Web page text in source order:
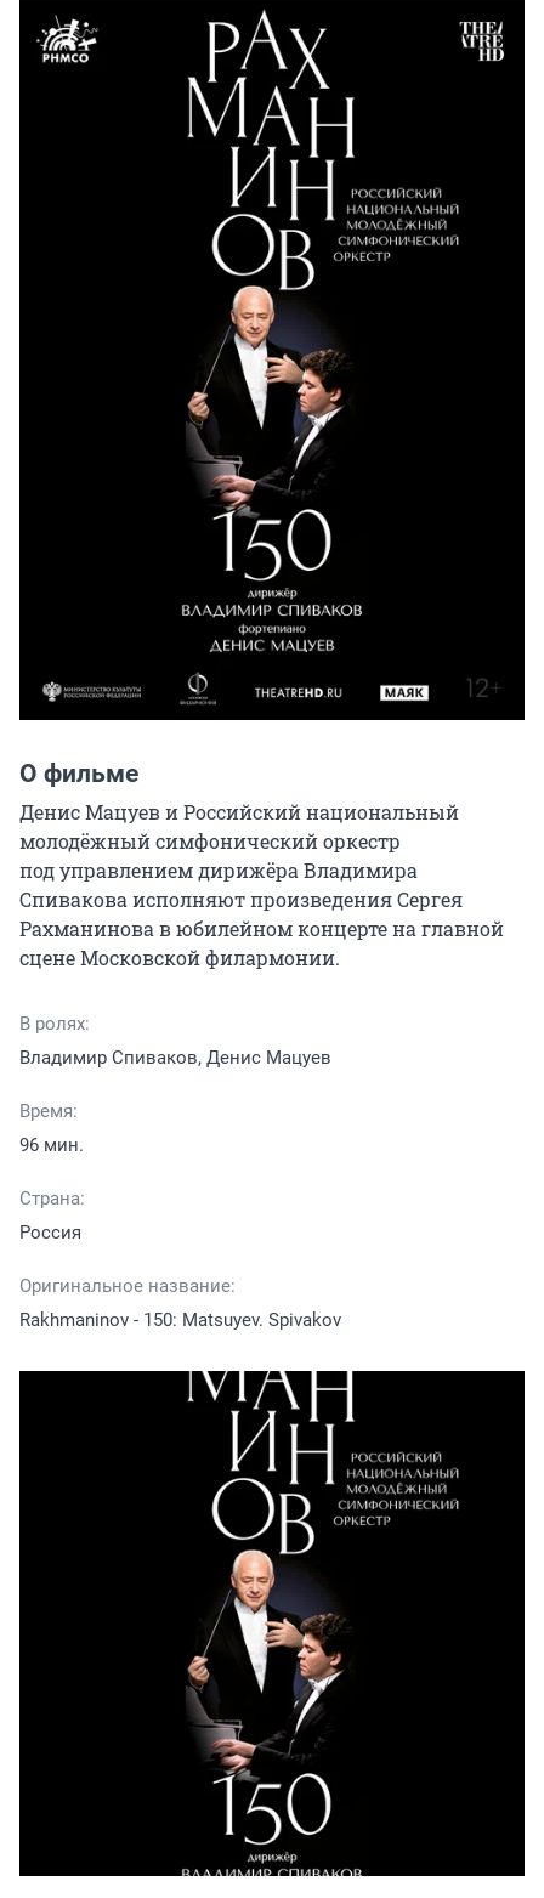
О фильме
Денис Мацуев и Российский национальный
молодёжный симфонический оркестр
под управлением дирижёра Владимира
Спивакова исполняют произведения Сергея
Рахманинова в юбилейном концерте на главной
сцене Московской филармонии.
В ролях:
Владимир Спиваков, Денис Мацуев
Время:
96 мин.
Страна:
Россия
Оригинальное название:
Rakhmaninov - 150: Matsuyev. Spivakov